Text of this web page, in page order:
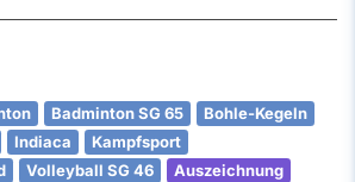
Badminton SG 65
Bohle-Kegeln
Indiaca
Kampfsport
Volleyball SG 46 Auszeichnung